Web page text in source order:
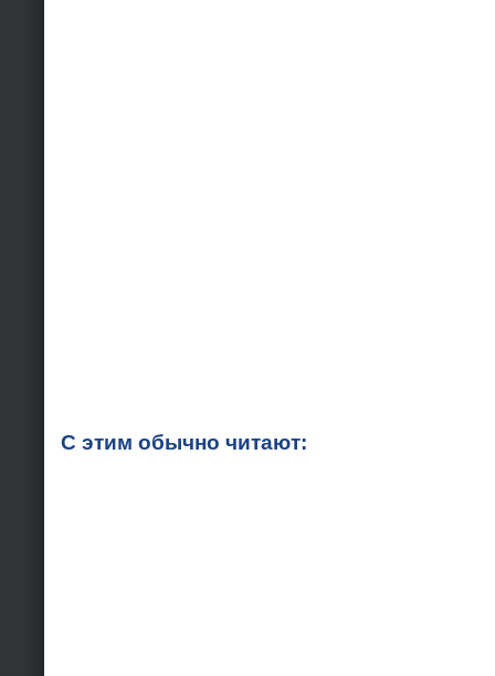
С этим обычно читают: